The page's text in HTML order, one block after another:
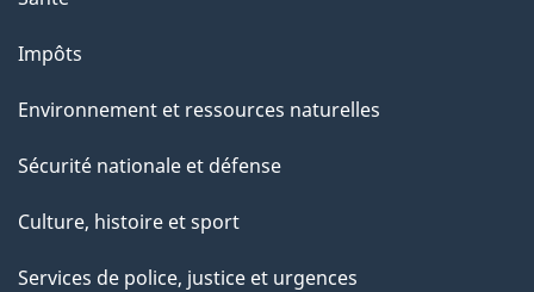
e
Impôts
Environnement et ressources naturelles
Sécurité nationale et défense
Culture, histoire et sport
Services de police, justice et urgences